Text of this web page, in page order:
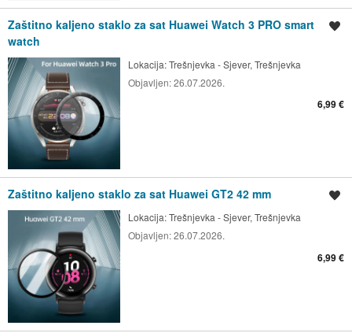
Zaštitno kaljeno staklo za sat Huawei Watch 3 PRO smart
watch
Lokacija:Trešnjevka - Sjever, Trešnjevka
Objavljen:26.07.2026.
6,99 €
Zaštitno kaljeno staklo za sat Huawei GT2 42 mm
Lokacija:Trešnjevka - Sjever, Trešnjevka
Objavljen:26.07.2026.
6,99 €